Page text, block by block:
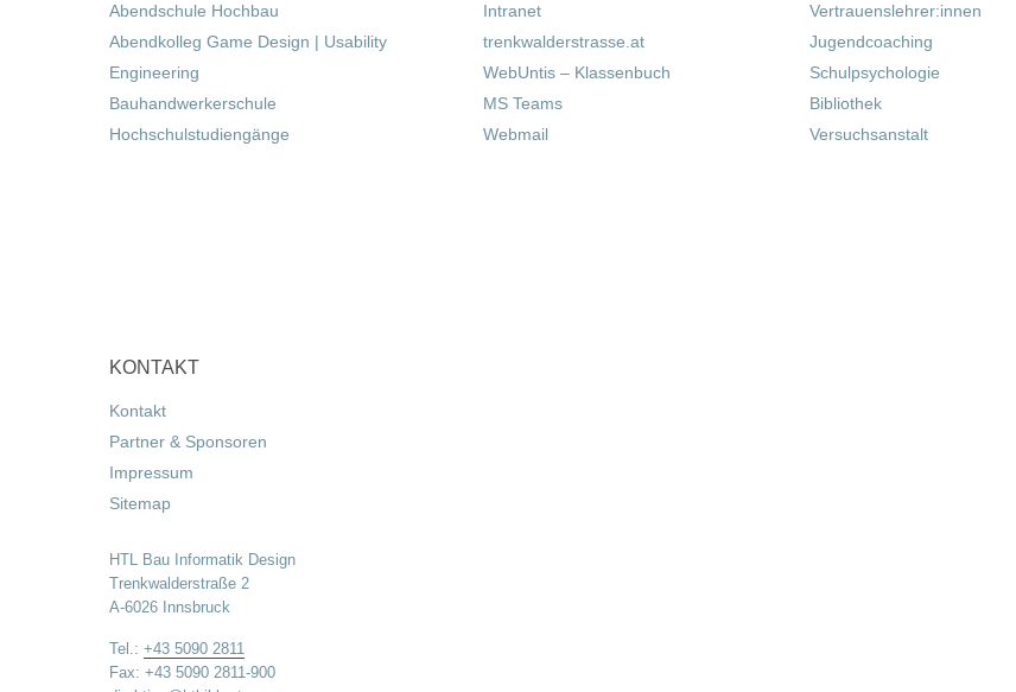
Abendschule Hochbau
Abendkolleg Game Design | Usability
Engineering
Bauhandwerkerschule
Hochschulstudiengänge
Intranet
trenkwalderstrasse.at
WebUntis – Klassenbuch
MS Teams
Webmail
Vertrauenslehrer:innen
Jugendcoaching
Schulpsychologie
Bibliothek
Versuchsanstalt
KONTAKT
Kontakt
Partner & Sponsoren
Impressum
Sitemap
HTL Bau Informatik Design
Trenkwalderstraße 2
A-6026 Innsbruck
Tel.: +43 5090 2811
Fax: +43 5090 2811-900